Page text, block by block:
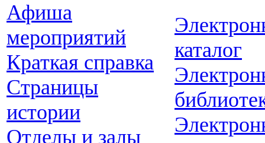
Афиша
мероприятий
Краткая справка
Страницы
истории
Отделы и залы
каталог